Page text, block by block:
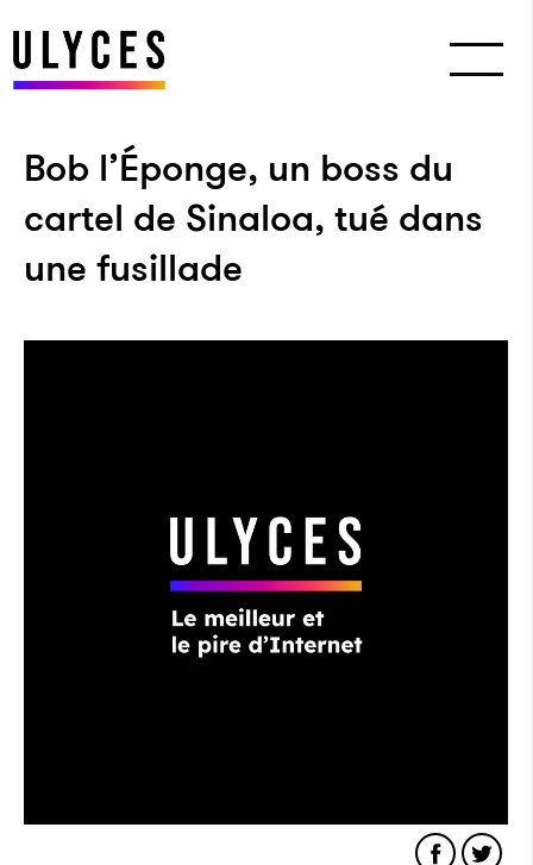
Bob l’Éponge, un boss du
cartel de Sinaloa, tué dans
une fusillade